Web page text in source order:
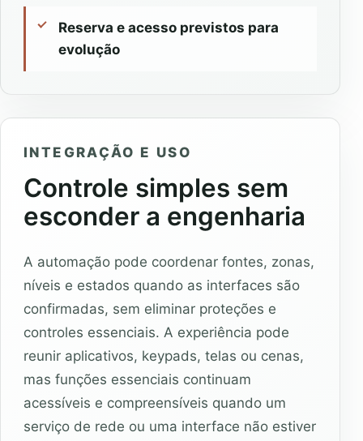
Reserva e acesso previstos para
evolução
INTEGRAÇÃO E USO
Controle simples sem
esconder a engenharia
A automação pode coordenar fontes, zonas,
níveis e estados quando as interfaces são
confirmadas, sem eliminar proteções e
controles essenciais. A experiência pode
reunir aplicativos, keypads, telas ou cenas,
mas funções essenciais continuam
acessíveis e compreensíveis quando um
serviço de rede ou uma interface não estiver